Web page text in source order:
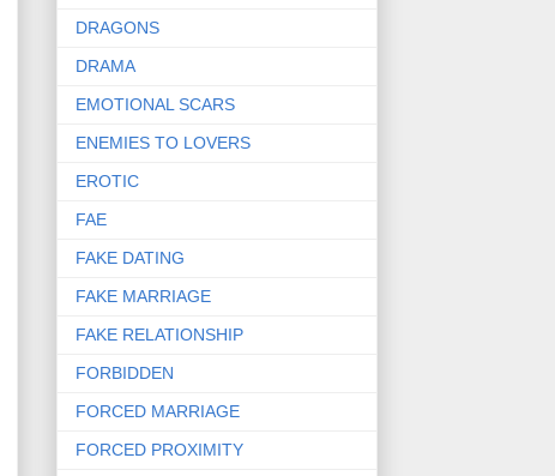
DRAGONS
DRAMA
EMOTIONAL SCARS
ENEMIES TO LOVERS
EROTIC
FAE
FAKE DATING
FAKE MARRIAGE
FAKE RELATIONSHIP
FORBIDDEN
FORCED MARRIAGE
FORCED PROXIMITY